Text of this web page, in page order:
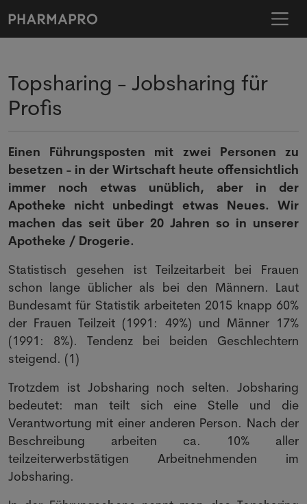
Topsharing - Jobsharing für
Profis
Einen Führungsposten mit zwei Personen zu
besetzen - in der Wirtschaft heute offensichtlich
immer noch etwas unüblich, aber in der
Apotheke nicht unbedingt etwas Neues. Wir
machen das seit über 20 Jahren so in unserer
Apotheke / Drogerie.
Statistisch gesehen ist Teilzeitarbeit bei Frauen
schon lange üblicher als bei den Männern. Laut
Bundesamt für Statistik arbeiteten 2015 knapp 60%
der Frauen Teilzeit (1991: 49%) und Männer 17%
(1991: 8%). Tendenz bei beiden Geschlechtern
steigend. (1)
Trotzdem ist Jobsharing noch selten. Jobsharing
bedeutet: man teilt sich eine Stelle und die
Verantwortung mit einer anderen Person. Nach der
Beschreibung arbeiten ca. 10% aller
teilzeiterwerbstätigen Arbeitnehmenden im
Jobsharing.